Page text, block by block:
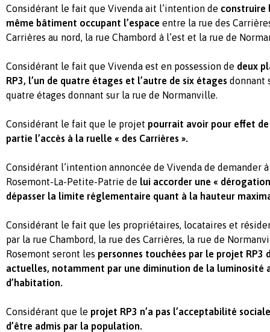
Considérant le fait que Vivenda ait l’intention de construire
même bâtiment occupant l’espace entre la rue des
Carrières au nord, la rue Chambord à l’est et la rue de
Considérant le fait que Vivenda est en possession de deux
RP3, l’un de quatre étages et l’autre de six étages donnant
quatre étages donnant sur la rue de Normanville.
Considérant le fait que le projet pourrait avoir pour effet
partie l’accès à la ruelle « des Carrières ».
Considérant l’intention annoncée de Vivenda de demander
Rosemont-La-Petite-Patrie de lui accorder une «
dépasser la limite réglementaire quant à la hauteur
Considérant le fait que les propriétaires, locataires et
par la rue Chambord, la rue des Carrières, la rue de
Rosemont seront les personnes touchées par le projet RP3
actuelles, notamment par une diminution de la luminosité
d’habitation.
Considérant que le projet RP3 n’a pas l’acceptabilité
d’être admis par la population.